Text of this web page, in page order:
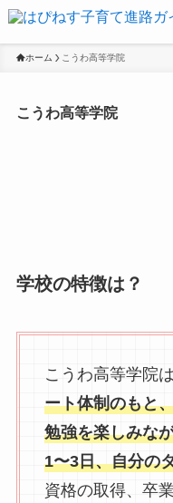
ホーム こうわ高等学院
こうわ高等学院
学校の特徴は？
こうわ高等学院は
ート体制のもと
勉強を楽しみな
1〜3日、自分の
資格の取得、卒